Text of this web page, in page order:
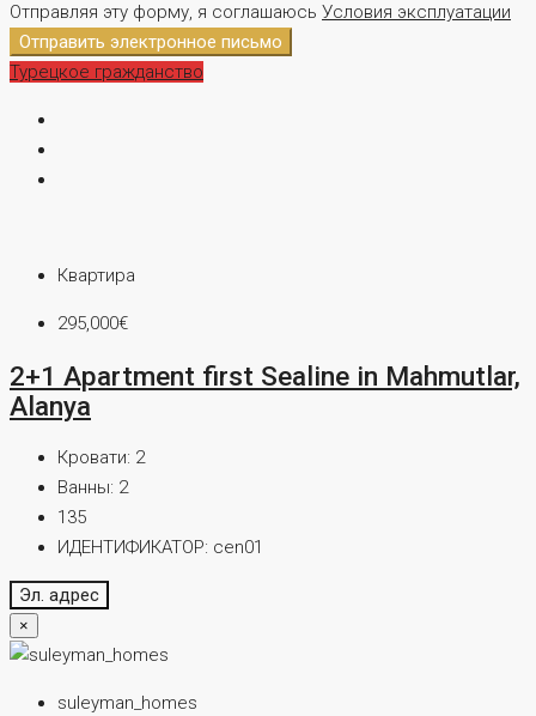
Отправляя эту форму, я соглашаюсь Условия эксплуатации
Отправить электронное письмо
Турецкое гражданство
Квартира
295,000€
2+1 Apartment first Sealine in Mahmutlar,
Alanya
Кровати: 2
Ванны: 2
135
ИДЕНТИФИКАТОР: cen01
Эл. адрес
×
suleyman_homes